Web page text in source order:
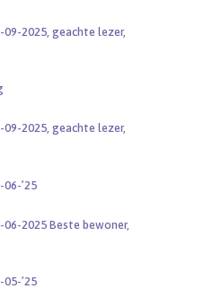
2025, geachte lezer,
2025, geachte lezer,
’25
2025 Beste bewoner,
’25